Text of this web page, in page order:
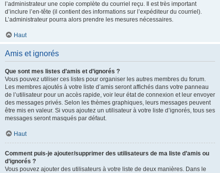
l’administrateur une copie complète du courriel reçu. Il est très important
d’inclure l’en-tête (il contient des informations sur l’expéditeur du courriel).
L’administrateur pourra alors prendre les mesures nécessaires.
Haut
Amis et ignorés
Que sont mes listes d’amis et d’ignorés ?
Vous pouvez utiliser ces listes pour organiser les autres membres du forum.
Les membres ajoutés à votre liste d’amis seront affichés dans votre panneau
de l’utilisateur pour un accès rapide, voir leur état de connexion et leur envoyer
des messages privés. Selon les thèmes graphiques, leurs messages peuvent
être mis en valeur. Si vous ajoutez un utilisateur à votre liste d’ignorés, tous ses
messages seront masqués par défaut.
Haut
Comment puis-je ajouter/supprimer des utilisateurs de ma liste d’amis ou
d’ignorés ?
Vous pouvez ajouter des utilisateurs à votre liste de deux manières. Dans le